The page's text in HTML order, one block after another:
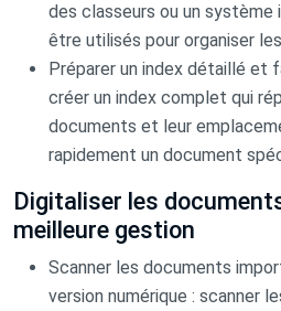
des classeurs ou un
être utilisés pour organiser
Préparer un index détaillé et
créer un index complet qui
documents et leur
rapidement un document
Digitaliser les
meilleure gestion
Scanner les documents
version numérique : scanner